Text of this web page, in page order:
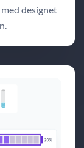
designet